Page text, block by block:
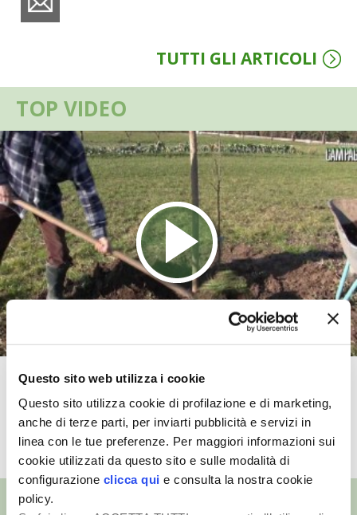
Questo sito web utilizza i cookie
Questo sito utilizza cookie di profilazione e di marketing,
anche di terze parti, per inviarti pubblicità e servizi in
linea con le tue preferenze. Per maggiori informazioni sui
cookie utilizzati da questo sito e sulle modalità di
configurazione clicca qui e consulta la nostra cookie
policy.
ANIMALI UMANI E NON UMANI
COLTIVARE L’OLIVO
CORMIK
VIGNETO BIO
PENSA ALTERNATIVO
GARDENA
RIMANI A CONTATTO CON LA NATURA
CRESCERE INSIEME
ARCHMAN
VITA IN CAMPAGNA LA FIERA
NATURALMENTE
TUTTI GLI ARTICOLI
TOP VIDEO
Come piantare un nuovo albero da
frutto
TUTTI I VIDEO